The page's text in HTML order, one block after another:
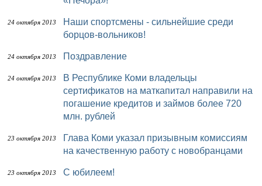
24 октября 2013
Наши спортсмены - сильнейшие среди
борцов-вольников!
24 октября 2013 Поздравление
24 октября 2013
В Республике Коми владельцы
сертификатов на маткапитал направили на
погашение кредитов и займов более 720
млн. рублей
23 октября 2013
Глава Коми указал призывным комиссиям
на качественную работу с новобранцами
23 октября 2013 С юбилеем!